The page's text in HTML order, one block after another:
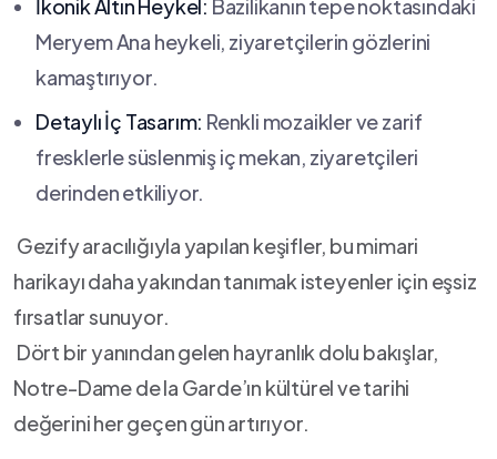
İkonik​ Altın Heykel: Bazilikanın tepe noktasındaki
Meryem Ana heykeli, ziyaretçilerin gözlerini
kamaştırıyor.
Detaylı İç Tasarım: Renkli mozaikler ve zarif
fresklerle süslenmiş iç mekan, ziyaretçileri
derinden etkiliyor.
‍ Gezify‌ aracılığıyla⁤ yapılan keşifler, bu mimari
harikayı daha yakından tanımak isteyenler için eşsiz
fırsatlar sunuyor.
‌ Dört bir yanından gelen hayranlık dolu bakışlar,
Notre-Dame de la Garde’ın kültürel ve tarihi
değerini her geçen‍ gün artırıyor.